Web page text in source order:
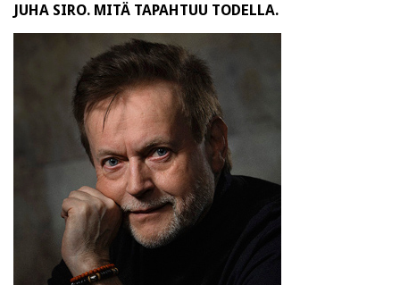
JUHA SIRO. MITÄ TAPAHTUU TODELLA.